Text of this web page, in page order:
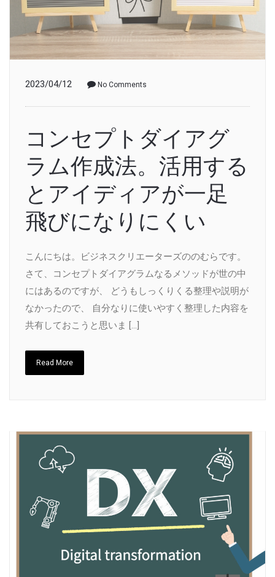
2023/04/12 No Comments
コンセプトダイアグ
ラム作成法。活用する
とアイディアが一足
飛びになりにくい
こんにちは。ビジネスクリエーターズののむらです。
さて、コンセプトダイアグラムなるメソッドが世の中
にはあるのですが、 どうもしっくりくる整理や説明が
なかったので、 自分なりに使いやすく整理した内容を
共有しておこうと思いま […]
Read More